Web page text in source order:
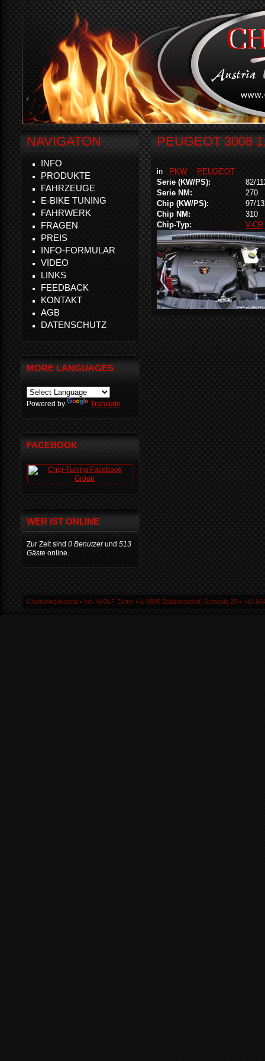
PEUGEOT 3008
in PKW
PEUGEOT
Serie (KW/PS):
82/
Serie NM:
270
Chip (KW/PS):
97/
Chip NM:
310
Chip-Typ:
V-CR
NAVIGATON
INFO
PRODUKTE
FAHRZEUGE
E-BIKE TUNING
FAHRWERK
FRAGEN
PREIS
INFO-FORMULAR
VIDEO
LINKS
FEEDBACK
KONTAKT
AGB
DATENSCHUTZ
MORE LANGUAGES
Powered by Translate
FACEBOOK
WER IST ONLINE
Zur Zeit sind 0 Benutzerund 513
Gäste online.
Chiptuning Austria ▪ Inh. WOLF Dieter ▪ A-9805 Baldramsdorf, Schwaig 25 ▪ +43